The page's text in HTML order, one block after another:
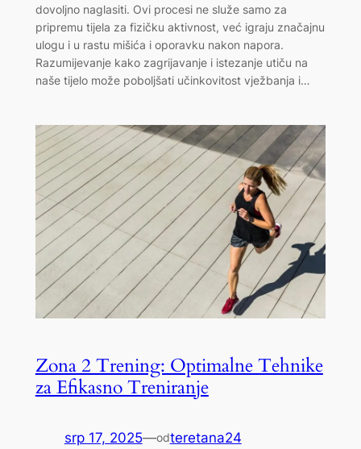
dovoljno naglasiti. Ovi procesi ne služe samo za
pripremu tijela za fizičku aktivnost, već igraju značajnu
ulogu i u rastu mišića i oporavku nakon napora.
Razumijevanje kako zagrijavanje i istezanje utiču na
naše tijelo može poboljšati učinkovitost vježbanja i…
Zona 2 Trening: Optimalne Tehnike
za Efikasno Treniranje
srp 17, 2025—odteretana24